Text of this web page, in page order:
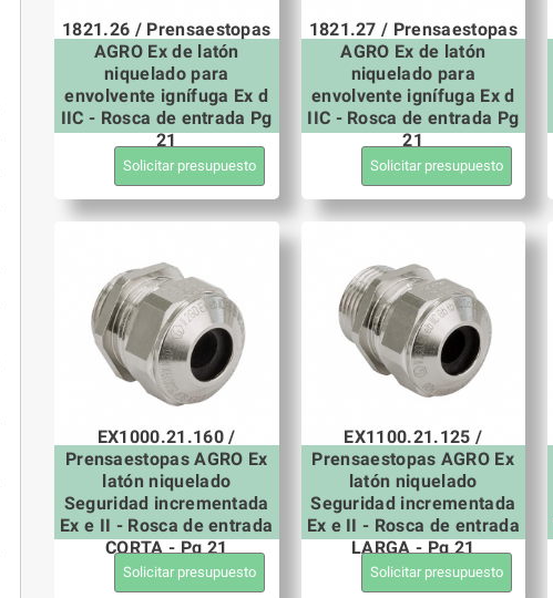
1821.26 / Prensaestopas
AGRO Ex de latón
niquelado para
envolvente ignífuga Ex d
IIC - Rosca de entrada Pg
21
Solicitar presupuesto
1821.27 / Prensaestopas
AGRO Ex de latón
niquelado para
envolvente ignífuga Ex d
IIC - Rosca de entrada Pg
21
Solicitar presupuesto
EX1000.21.160 /
Prensaestopas AGRO Ex
latón niquelado
Seguridad incrementada
Ex e II - Rosca de entrada
CORTA - Pg 21
Solicitar presupuesto
EX1100.21.125 /
Prensaestopas AGRO Ex
latón niquelado
Seguridad incrementada
Ex e II - Rosca de entrada
LARGA - Pg 21
Solicitar presupuesto